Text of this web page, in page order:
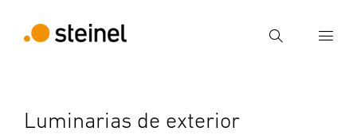
Búsqueda
Búsqueda
Luminarias de exterior